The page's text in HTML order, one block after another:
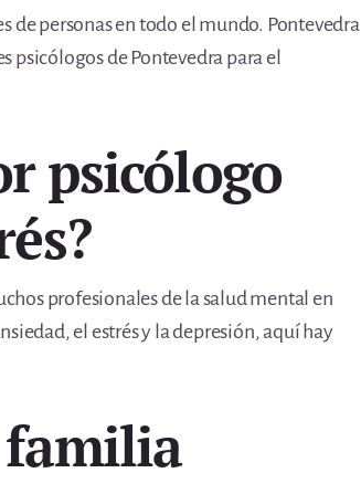
de personas en todo el mundo. Pontevedra
psicólogos de Pontevedra para el
psicólogo
profesionales de la salud mental en
el estrés y la depresión, aquí hay
familia